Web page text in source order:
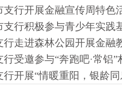
支行开展金融宣传周特色
支行积极参与青少年实践
行走进森林公园开展金融
受邀参与“奔跑吧·常铝”
开展“情暖重阳，银龄